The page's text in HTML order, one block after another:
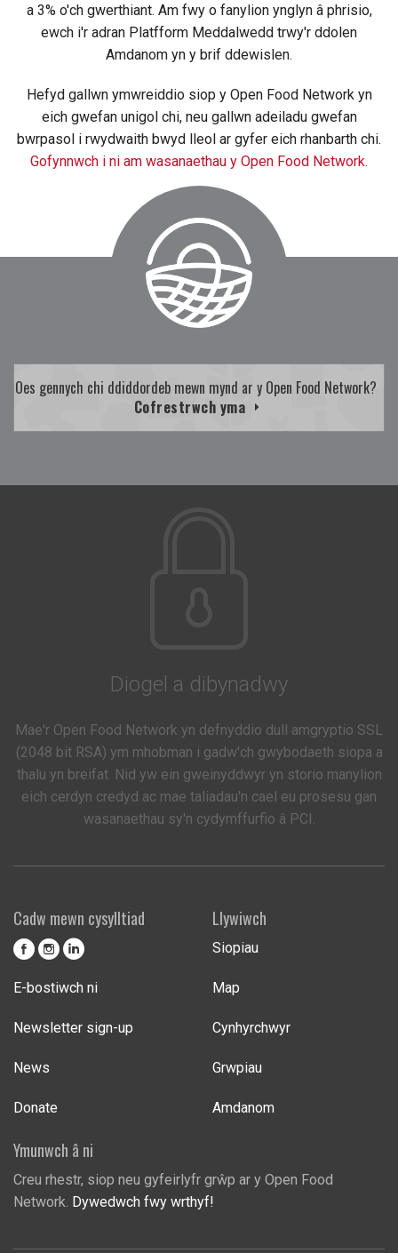
a 3% o'ch gwerthiant. Am fwy o fanylion ynglyn â phrisio,
ewch i'r adran Platfform Meddalwedd trwy'r ddolen
Amdanom yn y brif ddewislen.
Hefyd gallwn ymwreiddio siop y Open Food Network yn
eich gwefan unigol chi, neu gallwn adeiladu gwefan
bwrpasol i rwydwaith bwyd lleol ar gyfer eich rhanbarth chi.
Gofynnwch i ni am wasanaethau y Open Food Network.
Oes gennych chi ddiddordeb mewn mynd ar y Open Food Network?
Cofrestrwch yma
Diogel a dibynadwy
Mae'r Open Food Network yn defnyddio dull amgryptio SSL
(2048 bit RSA) ym mhobman i gadw'ch gwybodaeth siopa a
thalu yn breifat. Nid yw ein gweinyddwyr yn storio manylion
eich cerdyn credyd ac mae taliadau'n cael eu prosesu gan
wasanaethau sy'n cydymffurfio â PCI.
Cadw mewn cysylltiad
E-bostiwch ni
Newsletter sign-up
News
Donate
Llywiwch
Siopiau
Map
Cynhyrchwyr
Grwpiau
Amdanom
Ymunwch â ni
Creu rhestr, siop neu gyfeirlyfr grŵp ar y Open Food
Network. Dywedwch fwy wrthyf!